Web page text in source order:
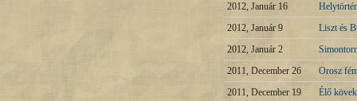
2012, Január 16
2012, Január 9
Liszt és
2012, Január 2
2011, December 26
Orosz
2011, December 19
Élő